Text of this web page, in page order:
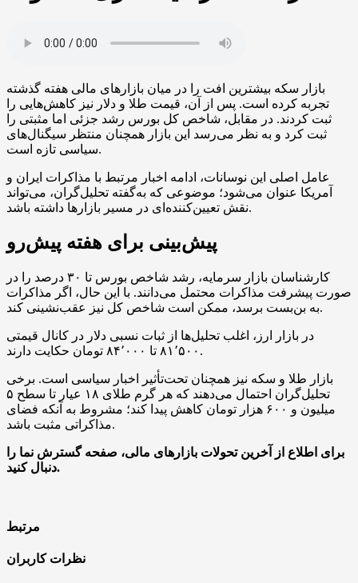
بازار سکه بیشترین افت را در میان بازارهای مالی هفته گذشته
تجربه کرده است. پس از آن، قیمت طلا و دلار نیز کاهش‌هایی را
ثبت کردند. در مقابل، شاخص کل بورس رشد جزئی اما مثبتی را
ثبت کرد و به نظر می‌رسد این بازار همچنان منتظر سیگنال‌های
سیاسی تازه است.
عامل اصلی این نوسانات، ادامه اخبار مرتبط با مذاکرات ایران و
آمریکا عنوان می‌شود؛ موضوعی که به‌گفته تحلیل‌گران، می‌تواند
نقش تعیین‌کننده‌ای در مسیر بازارها داشته باشد.
پیش‌بینی برای هفته پیش‌رو
کارشناسان بازار سرمایه، رشد شاخص بورس تا ۳۰ درصد را در
صورت پیشرفت مذاکرات محتمل می‌دانند. با این حال، اگر مذاکرات
به بن‌بست برسد، ممکن است شاخص کل نیز عقب‌نشینی کند.
در بازار ارز، اغلب تحلیل‌ها از ثبات نسبی دلار در کانال قیمتی
۸۱٬۵۰۰ تا ۸۴٬۰۰۰ تومان حکایت دارند.
بازار طلا و سکه نیز همچنان تحت‌تأثیر اخبار سیاسی است. برخی
تحلیل‌گران احتمال می‌دهند که هر گرم طلای ۱۸ عیار تا سطح ۵
میلیون و ۶۰۰ هزار تومان کاهش پیدا کند؛ مشروط به آنکه فضای
مذاکراتی مثبت باشد.
برای اطلاع از آخرین تحولات بازارهای مالی، صفحه گسترش نما را
دنبال کنید.
مرتبط
نظرات کاربران